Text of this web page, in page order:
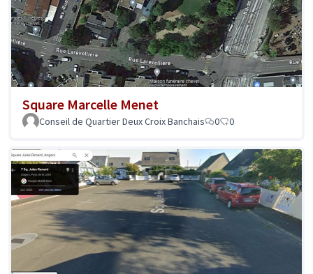
Square Marcelle Menet
Conseil de Quartier Deux Croix Banchais 0 0